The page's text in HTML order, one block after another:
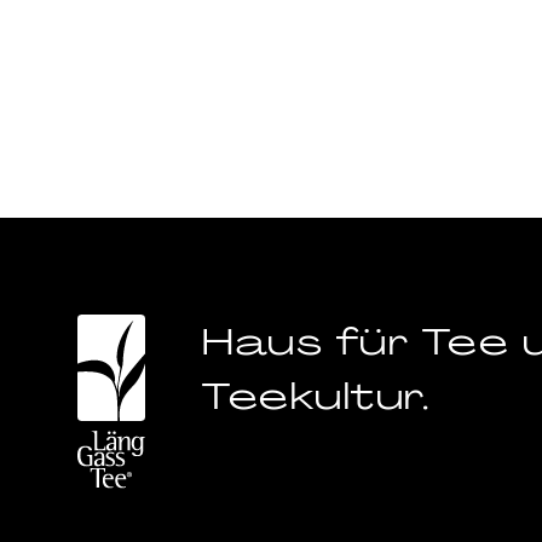
Haus für Tee
Teekultur.